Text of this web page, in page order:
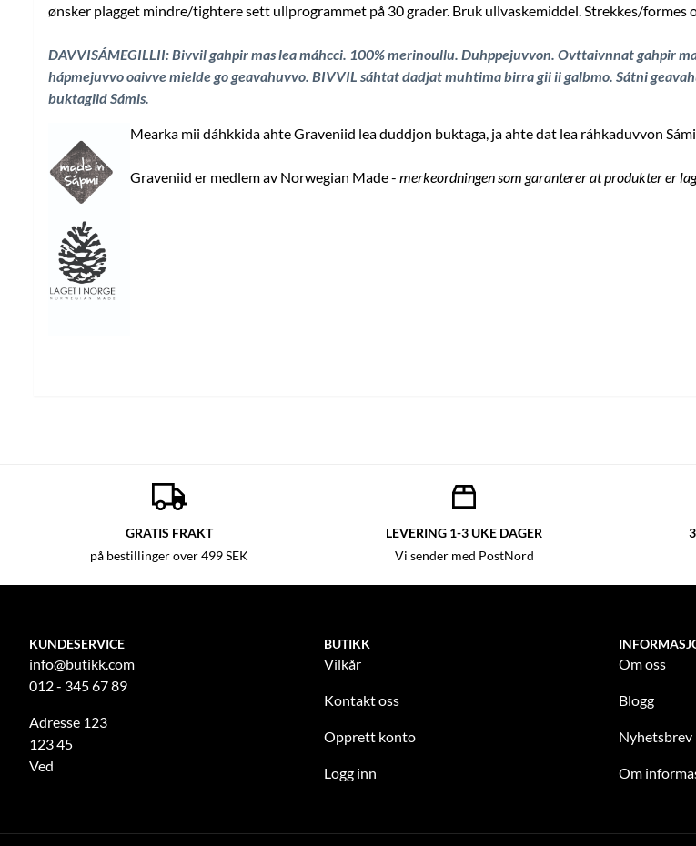
ønsker plagget mindre/tightere sett ullprogrammet på 30 grader. Bruk ullvaskemiddel. Strekkes/
DAVVISÁMEGILLII: Bivvil gahpir mas lea máhcci. 100% merinoullu. Duhppejuvvon. Ovttaivnnat gahpir
hápmejuvvo oaivve mielde go geavahuvvo. BIVVIL sáhtat dadjat muhtima birra gii ii galbmo. Sátni
buktagiid Sámis
Mearka mii dáhkkida ahte Graveniid lea duddjon buktaga, ja ahte dat lea ráhkaduvvon
Graveniid er medlem av Norwegian Made - merkeordningen som garanterer at produkter er
GRATIS FRAKT
på bestillinger over 499 SEK
LEVERING 1-3 UKE DAGER
Vi sender med PostNord
KUNDESERVICE
info@butikk.com
012 - 345 67 89
Adresse 123
123 45
Ved
BUTIKK
Vilkår
Kontakt oss
Opprett konto
Logg inn
Om oss
Blogg
Nyhetsbrev
Om